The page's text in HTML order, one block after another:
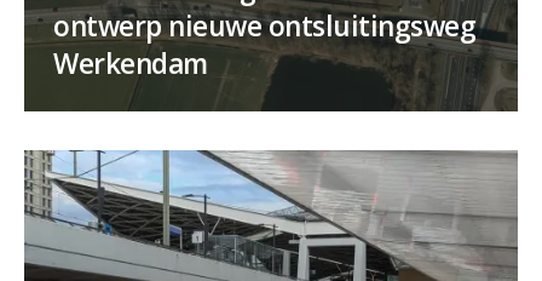
ontwerp nieuwe ontsluitingsweg
Werkendam